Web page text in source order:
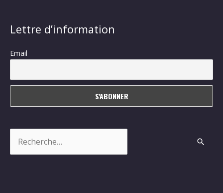
Lettre d’information
Email